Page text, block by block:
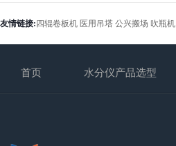
友情链接: 四辊卷板机 医用吊塔 公兴搬场 吹瓶机
首页 水分仪产品选型